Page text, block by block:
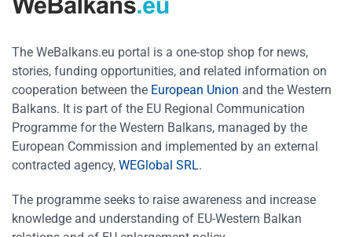
The WeBalkans.eu portal is a one-stop shop for news,
stories, funding opportunities, and related information on
cooperation between the European Union and the Western
Balkans. It is part of the EU Regional Communication
Programme for the Western Balkans, managed by the
European Commission and implemented by an external
contracted agency, WEGlobal SRL.
The programme seeks to raise awareness and increase
knowledge and understanding of EU-Western Balkan